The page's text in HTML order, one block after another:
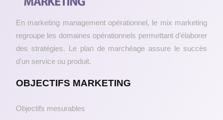
En marketing management opérationnel, le mix marketing
regroupe les domaines opérationnels permettant d’élaborer
des stratégies. Le plan de marchéage assure le succès
d’un service ou produit.
OBJECTIFS MARKETING
Objectifs mesurables